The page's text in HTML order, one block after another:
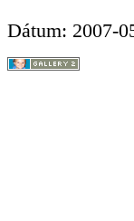
Dátum: 2007-